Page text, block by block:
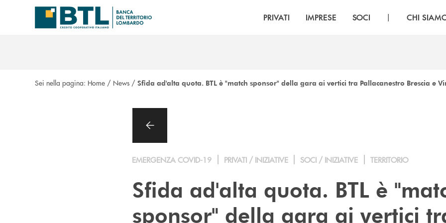
Salta al contenuto principale
PRIVATI IMPRESE SOCI | CHI
Sei nella pagina: Home / News / Sfida ad'alta quota. BTL è "match sponsor" della gara ai vertici tra Pallacanestro Brescia e
EMERGENZA COVID-19 PRIVATI / INIZIATIVE SOCI / INIZIATIVE TERRITORIO
Sfida ad'alta quota. BTL è
sponsor" della gara ai vertici